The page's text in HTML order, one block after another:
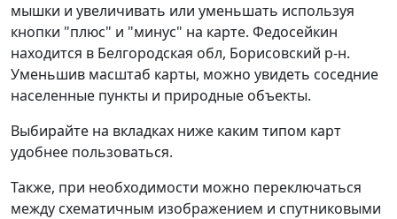
мышки и увеличивать или уменьшать используя
кнопки "плюс" и "минус" на карте. Федосейкин
находится в Белгородская обл, Борисовский р-н.
Уменьшив масштаб карты, можно увидеть соседние
населенные пункты и природные объекты.
Выбирайте на вкладках ниже каким типом карт
удобнее пользоваться.
Также, при необходимости можно переключаться
между схематичным изображением и спутниковыми